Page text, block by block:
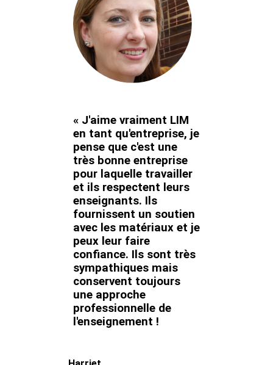
« J'aime vraiment LIM
en tant qu'entreprise, je
pense que c'est une
très bonne entreprise
pour laquelle travailler
et ils respectent leurs
enseignants. Ils
fournissent un soutien
avec les matériaux et je
peux leur faire
confiance. Ils sont très
sympathiques mais
conservent toujours
une approche
professionnelle de
l'enseignement !